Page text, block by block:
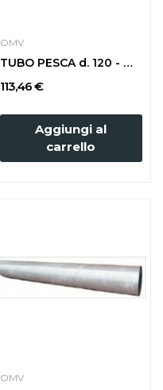
OMV
TUBO PESCA d. 120 - m 2 CON SFERA
113,46 €
Aggiungi al
carrello
OMV